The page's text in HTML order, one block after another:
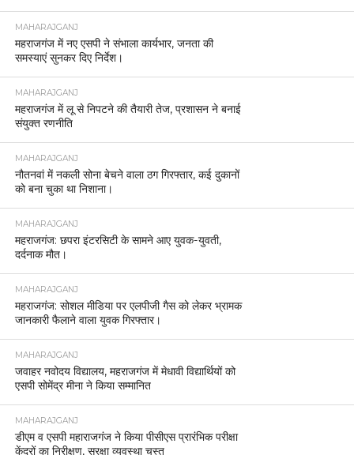
MAHARAJGANJ
महराजगंज में नए एसपी ने संभाला कार्यभार, जनता की
समस्याएं सुनकर दिए निर्देश।
MAHARAJGANJ
महराजगंज में लू से निपटने की तैयारी तेज, प्रशासन ने बनाई
संयुक्त रणनीति
MAHARAJGANJ
नौतनवां में नकली सोना बेचने वाला ठग गिरफ्तार, कई दुकानों
को बना चुका था निशाना।
MAHARAJGANJ
महराजगंज: छपरा इंटरसिटी के सामने आए युवक-युवती,
दर्दनाक मौत।
MAHARAJGANJ
महराजगंज: सोशल मीडिया पर एलपीजी गैस को लेकर भ्रामक
जानकारी फैलाने वाला युवक गिरफ्तार।
MAHARAJGANJ
जवाहर नवोदय विद्यालय, महराजगंज में मेधावी विद्यार्थियों को
एसपी सोमेंद्र मीना ने किया सम्मानित
MAHARAJGANJ
डीएम व एसपी महाराजगंज ने किया पीसीएस प्रारंभिक परीक्षा
केंद्रों का निरीक्षण, सुरक्षा व्यवस्था चुस्त